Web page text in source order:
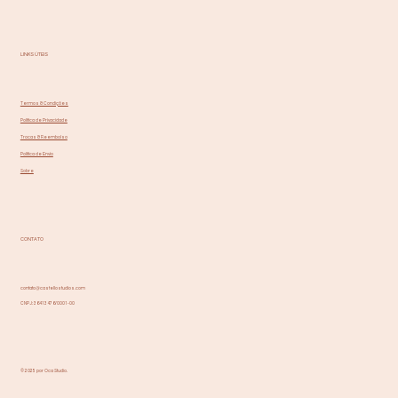
LINKS ÚTEIS
Termos & Condições
Política de Privacidade
Trocas & Reembolso
Política de Envio
Sobre
CONTATO
contato@castellostudios.com
CNPJ: 36413476/0001-00
© 2025 por Oca Studio.